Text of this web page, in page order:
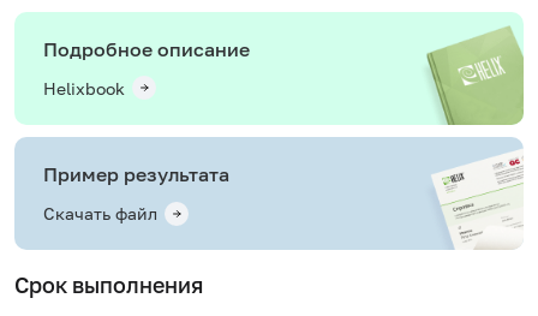
Подробное описание
Helixbook
Пример результата
Скачать файл
Срок выполнения